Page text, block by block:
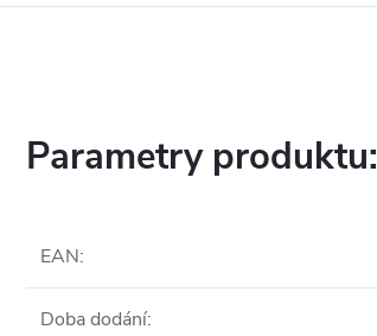
Parametry produktu:
EAN:
Doba dodání: